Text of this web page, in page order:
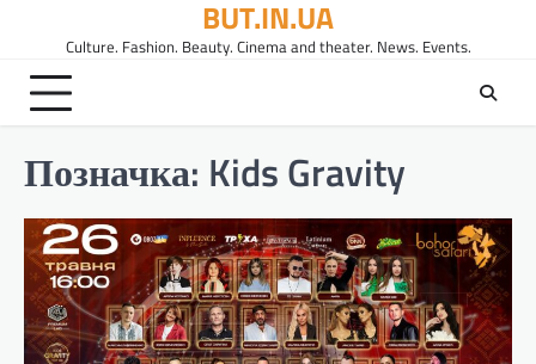
вмісту
BUT.IN.UA
Culture. Fashion. Beauty. Cinema and theater. News. Events.
Позначка: Kids Gravity